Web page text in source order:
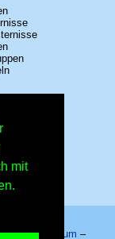
mit
–Impressum –